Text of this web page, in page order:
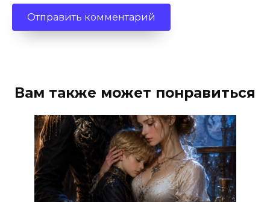
Вам также может понравиться